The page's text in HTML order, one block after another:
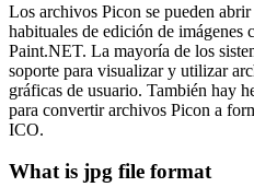
Los archivos Picon se pueden
habituales de edición de imágenes
Paint.NET. La mayoría de los
soporte para visualizar y utilizar
gráficas de usuario. También hay
para convertir archivos Picon a
ICO.
What is jpg file format